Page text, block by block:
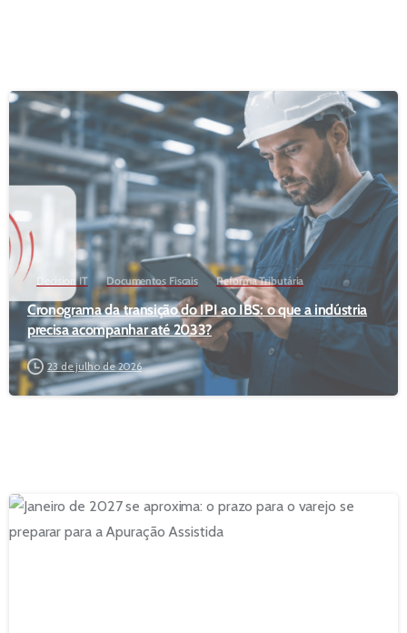
Decision IT Documentos Fiscais Reforma Tributária
Cronograma da transição do IPI ao IBS: o que a indústria
precisa acompanhar até 2033?
23 de julho de 2026